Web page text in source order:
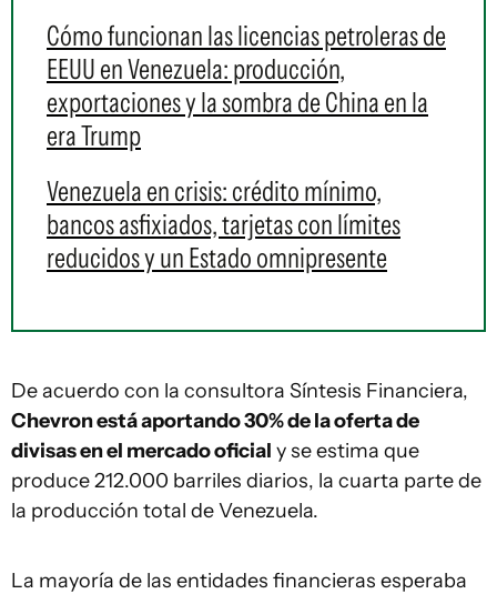
Cómo funcionan las licencias petroleras de
EEUU en Venezuela: producción,
exportaciones y la sombra de China en la
era Trump
Venezuela en crisis: crédito mínimo,
bancos asfixiados, tarjetas con límites
reducidos y un Estado omnipresente
De acuerdo con la consultora Síntesis Financiera,
Chevron está aportando 30% de la oferta de
divisas en el mercado oficial y se estima que
produce 212.000 barriles diarios, la cuarta parte de
la producción total de Venezuela.
La mayoría de las entidades financieras esperaba